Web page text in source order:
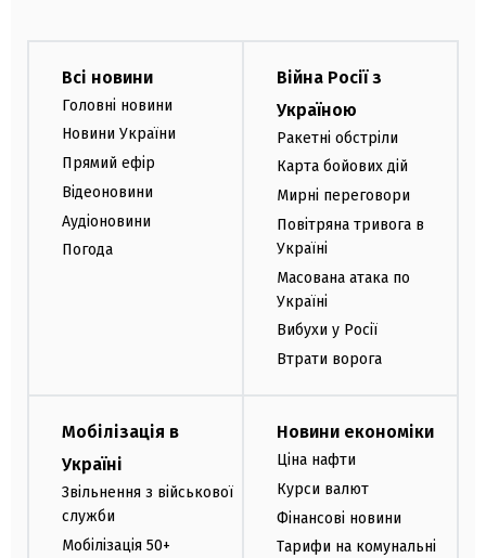
Всі новини
Головні новини
Новини України
Прямий ефір
Відеоновини
Аудіоновини
Погода
Війна Росії з
Україною
Ракетні обстріли
Карта бойових дій
Мирні переговори
Повітряна тривога в
Україні
Масована атака по
Україні
Вибухи у Росії
Втрати ворога
Мобілізація в
Україні
Звільнення з військової
служби
Мобілізація 50+
Новини економіки
Ціна нафти
Курси валют
Фінансові новини
Тарифи на комунальні